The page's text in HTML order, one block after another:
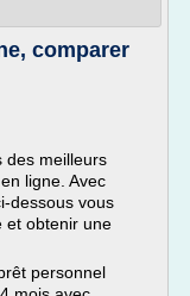
comparer
des meilleurs
ligne. Avec
dessous vous
et obtenir une
personnel